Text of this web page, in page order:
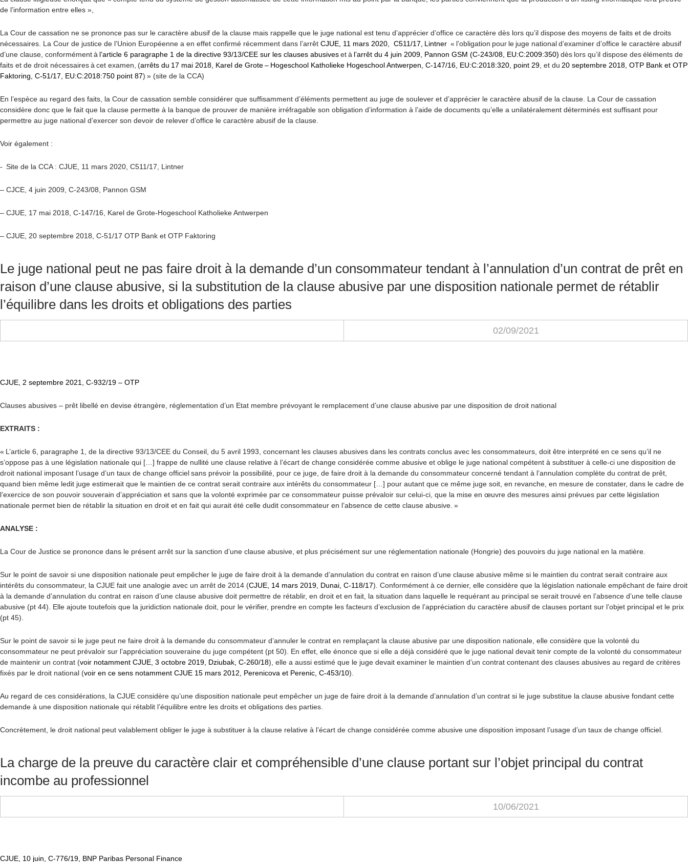
de l’information entre elles »,
La Cour de cassation ne se prononce pas sur le caractère abusif de la clause mais rappelle que le juge national est tenu d’apprécier d’office ce caractère dès lors qu’il dispose des moyens de faits et de droits
nécessaires. La Cour de justice de l’Union Européenne a en effet confirmé récemment dans l’arrêt CJUE, 11 mars 2020, C511/17, Lintner « l’obligation pour le juge national d’examiner d’office le caractère abusif
d’une clause, conformément à l’article 6 paragraphe 1 de la directive 93/13/CEE sur les clauses abusiveset à l’arrêt du 4 juin 2009, Pannon GSM (C-243/08, EU:C:2009:350) dès lors qu’il dispose des éléments de
faits et de droit nécessaires à cet examen, (arrêts du 17 mai 2018, Karel de Grote – Hogeschool Katholieke Hogeschool Antwerpen, C-147/16, EU:C:2018:320, point 29 , et du 20 septembre 2018, OTP Bank et OTP
Faktoring, C-51/17, EU:C:2018:750 point 87) » (site de la CCA)
En l’espèce au regard des faits, la Cour de cassation semble considérer que suffisamment d’éléments permettent au juge de soulever et d’apprécier le caractère abusif de la clause. La Cour de cassation
considère donc que le fait que la clause permette à la banque de prouver de manière irréfragable son obligation d’information à l’aide de documents qu’elle a unilatéralement déterminés est suffisant pour
permettre au juge national d’exercer son devoir de relever d’office le caractère abusif de la clause.
Voir également :
- Site de la CCA : CJUE, 11 mars 2020, C511/17, Lintner
– CJCE, 4 juin 2009, C-243/08, Pannon GSM
– CJUE, 17 mai 2018, C-147/16, Karel de Grote-Hogeschool Katholieke Antwerpen
– CJUE, 20 septembre 2018, C-51/17 OTP Bank et OTP Faktoring
Le juge national peut ne pas faire droit à la demande d’un consommateur tendant à l’annulation d’un contrat de prêt en
raison d’une clause abusive, si la substitution de la clause abusive par une disposition nationale permet de rétablir
l’équilibre dans les droits et obligations des parties
02/09/2021
CJUE, 2 septembre 2021, C-932/19 – OTP
Clauses abusives – prêt libellé en devise étrangère, réglementation d’un Etat membre prévoyant le remplacement d’une clause abusive par une disposition de droit national
EXTRAITS :
« L’article 6, paragraphe 1, de la directive 93/13/CEE du Conseil, du 5 avril 1993, concernant les clauses abusives dans les contrats conclus avec les consommateurs, doit être interprété en ce sens qu’il ne
s’oppose pas à une législation nationale qui […] frappe de nullité une clause relative à l’écart de change considérée comme abusive et oblige le juge national compétent à substituer à celle-ci une disposition de
droit national imposant l’usage d’un taux de change officiel sans prévoir la possibilité, pour ce juge, de faire droit à la demande du consommateur concerné tendant à l’annulation complète du contrat de prêt,
quand bien même ledit juge estimerait que le maintien de ce contrat serait contraire aux intérêts du consommateur […] pour autant que ce même juge soit, en revanche, en mesure de constater, dans le cadre de
l’exercice de son pouvoir souverain d’appréciation et sans que la volonté exprimée par ce consommateur puisse prévaloir sur celui-ci, que la mise en œuvre des mesures ainsi prévues par cette législation
nationale permet bien de rétablir la situation en droit et en fait qui aurait été celle dudit consommateur en l’absence de cette clause abusive. »
ANALYSE :
La Cour de Justice se prononce dans le présent arrêt sur la sanction d’une clause abusive, et plus précisément sur une réglementation nationale (Hongrie) des pouvoirs du juge national en la matière.
Sur le point de savoir si une disposition nationale peut empêcher le juge de faire droit à la demande d’annulation du contrat en raison d’une clause abusive même si le maintien du contrat serait contraire aux
intérêts du consommateur, la CJUE fait une analogie avec un arrêt de 2014 (CJUE, 14 mars 2019, Dunai, C-118/17). Conformément à ce dernier, elle considère que la législation nationale empêchant de faire droit
à la demande d’annulation du contrat en raison d’une clause abusive doit permettre de rétablir, en droit et en fait, la situation dans laquelle le requérant au principal se serait trouvé en l’absence d’une telle clause
abusive (pt 44). Elle ajoute toutefois que la juridiction nationale doit, pour le vérifier, prendre en compte les facteurs d’exclusion de l’appréciation du caractère abusif de clauses portant sur l’objet principal et le prix
(pt 45).
Sur le point de savoir si le juge peut ne faire droit à la demande du consommateur d’annuler le contrat en remplaçant la clause abusive par une disposition nationale, elle considère que la volonté du
consommateur ne peut prévaloir sur l’appréciation souveraine du juge compétent (pt 50). En effet, elle énonce que si elle a déjà considéré que le juge national devait tenir compte de la volonté du consommateur
de maintenir un contrat (voir notamment CJUE, 3 octobre 2019, Dziubak, C-260/18), elle a aussi estimé que le juge devait examiner le maintien d’un contrat contenant des clauses abusives au regard de critères
fixés par le droit national (voir en ce sens notamment CJUE 15 mars 2012, Perenicova et Perenic, C-453/10).
Au regard de ces considérations, la CJUE considère qu’une disposition nationale peut empêcher un juge de faire droit à la demande d’annulation d’un contrat si le juge substitue la clause abusive fondant cette
demande à une disposition nationale qui rétablit l’équilibre entre les droits et obligations des parties.
Concrètement, le droit national peut valablement obliger le juge à substituer à la clause relative à l’écart de change considérée comme abusive une disposition imposant l’usage d’un taux de change officiel.
La charge de la preuve du caractère clair et compréhensible d’une clause portant sur l’objet principal du contrat
incombe au professionnel
10/06/2021
CJUE, 10 juin, C-776/19, BNP Paribas Personal Finance